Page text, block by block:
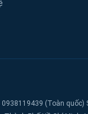
0938119439 (Toàn